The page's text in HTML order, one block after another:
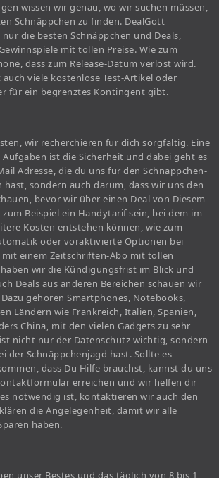
wissen wir genau, wo wir suchen müssen,
Schnäppchen zu finden. DealGott
die besten Schnäppchen und Deals,
mit tollen Preise. Wie zum
dass zum Release-Datum verlost wird.
viele kostenlose Test-Artikel oder
für ein begrenztes Kontingent gibt.
wir recherchieren für dich sorgfältig. Eine
ist die Sicherheit und dabei geht es
Adresse, die du uns für den Schnäppchen-
sondern auch darum, dass wir uns den
bevor wir über einen Deal von Diesem
Beispiel ein Handytarif sein, bei dem im
Kosten entstehen können, wie zum
oder voraktivierte Optionen bei
mit einem Zeitschriften-Abo mit tollen
wir die Kündigungsfrist im Blick und
Deals aus anderen Bereichen schauen wir
gehören Smartphones, Notebooks,
Ländern wie Frankreich, Italien, Spanien,
China, mit den vielen Gadgets zu sehr
nicht nur der Datenschutz wichtig, sondern
der Schnäppchenjagd hast. Sollte es
dass Du Hilfe brauchst, kannst du uns
erreichen und wir helfen dir
notwendig ist, kontaktieren wir auch den
die Angelegenheit, damit wir alle
haben.
unser Bestes und das täglich von 8 bis 1